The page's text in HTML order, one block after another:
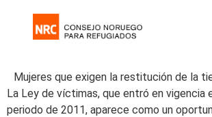
Mujeres que exigen la restitución de la
La Ley de víctimas, que entró en vigencia
periodo de 2011, aparece como un